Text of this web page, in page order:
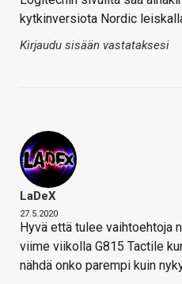
kytkinversiota Nordic
Kirjaudu sisään vastataksesi
LaDeX
27.5.2020
Hyvä että tulee vaihtoehtoja
viime viikolla G815 Tactile
nähdä onko parempi kuin